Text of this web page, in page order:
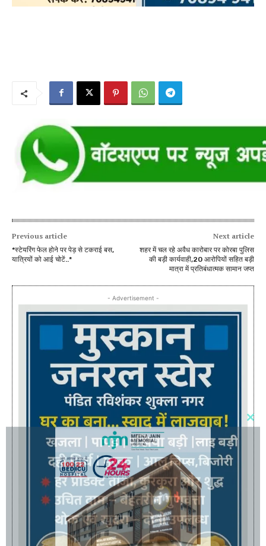
Previous article
*स्टेयरिंग फेल होने पर पेड़ से टकराई बस,
यात्रियों को आई चोटें..*
Next article
शहर में चल रहे अवैध कारोबार पर कोरबा पुलिस
की बड़ी कार्यवाही,20 आरोपियों सहित बड़ी
मात्रा में प्रतिबंधात्मक सामान जप्त
- Advertisement -